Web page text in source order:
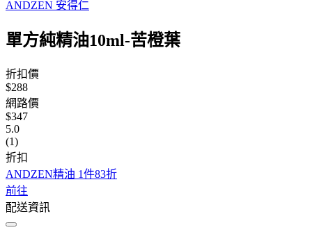
ANDZEN 安得仁
單方純精油10ml-苦橙葉
折扣價
$288
網路價
$347
5.0
(1)
折扣
ANDZEN精油 1件83折
前往
配送資訊